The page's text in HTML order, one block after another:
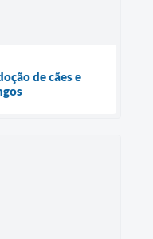
de cães e